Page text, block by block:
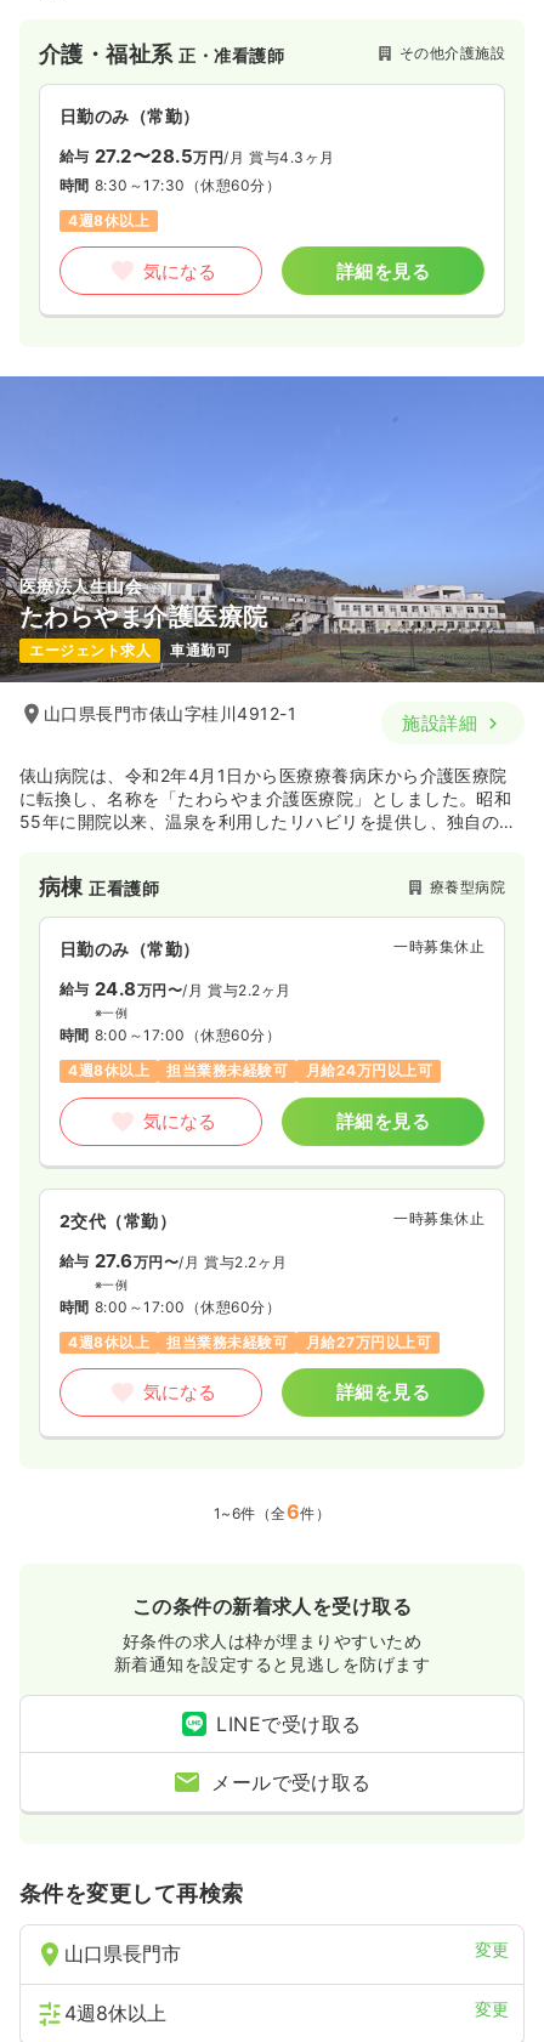
介護・福祉系正・准看護師 その他介護施設
日勤のみ（常勤）
給与 27.2〜28.5万円/月 賞与4.3ヶ月
時間 8:30～17:30 （休憩60分）
4週8休以上
気になる 詳細を見る
医療法人生山会
たわらやま介護医療院
エージェント求人 車通勤可
山口県長門市俵山字桂川4912-1 施設詳細
俵山病院は、令和2年4月1日から医療療養病床から介護医療院
に転換し、名称を「たわらやま介護医療院」としました。昭和
55年に開院以来、温泉を利用したリハビリを提供し、独自の源
介護施設に移行する方針に沿って、外来部分は無床診療所「た
わらやま診療所」として運営されます。
病棟正看護師 療養型病院
日勤のみ（常勤） 一時募集休止
給与 24.8万円〜/月 賞与2.2ヶ月
※一例
時間 8:00～17:00 （休憩60分）
4週8休以上
担当業務未経験可 月給24万円以上可
気になる 詳細を見る
2交代（常勤） 一時募集休止
給与 27.6万円〜/月 賞与2.2ヶ月
※一例
時間 8:00～17:00 （休憩60分）
4週8休以上
担当業務未経験可 月給27万円以上可
気になる 詳細を見る
1~6件（全6件）
この条件の新着求人を受け取る
好条件の求人は枠が埋まりやすいため
新着通知を設定すると見逃しを防げます
LINEで受け取る
メールで受け取る
条件を変更して再検索
山口県長門市 変更
4週8休以上 変更